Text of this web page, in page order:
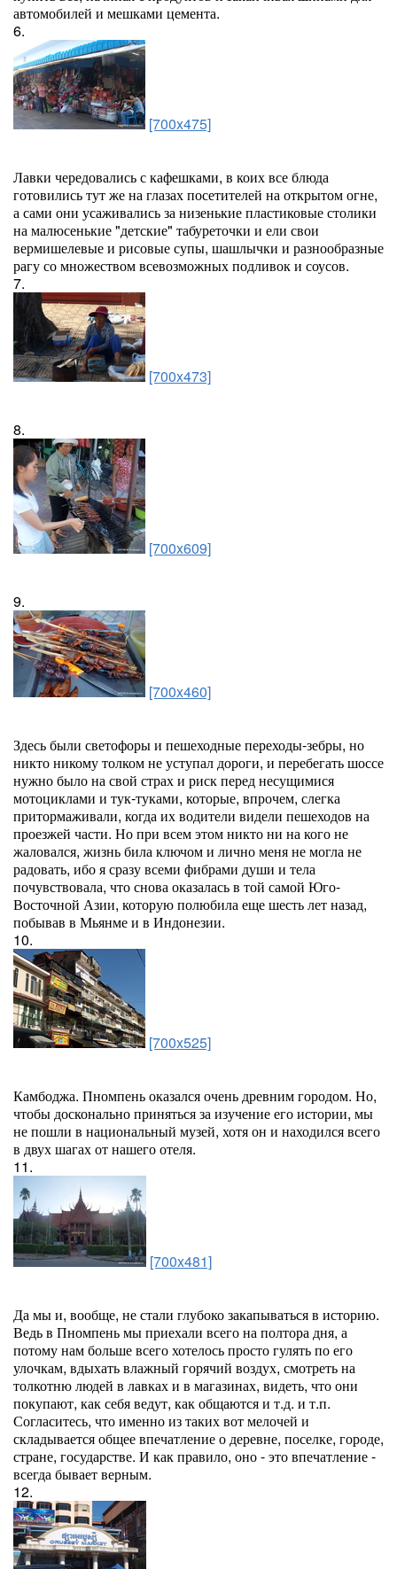
автомобилей и мешками цемента.
6.
[700x475]
Лавки чередовались с кафешками, в коих все блюда
готовились тут же на глазах посетителей на открытом огне,
а сами они усаживались за низенькие пластиковые столики
на малюсенькие "детские" табуреточки и ели свои
вермишелевые и рисовые супы, шашлычки и разнообразные
рагу со множеством всевозможных подливок и соусов.
7.
[700x473]
8.
[700x609]
9.
[700x460]
Здесь были светофоры и пешеходные переходы-зебры, но
никто никому толком не уступал дороги, и перебегать шоссе
нужно было на свой страх и риск перед несущимися
мотоциклами и тук-туками, которые, впрочем, слегка
притормаживали, когда их водители видели пешеходов на
проезжей части. Но при всем этом никто ни на кого не
жаловался, жизнь била ключом и лично меня не могла не
радовать, ибо я сразу всеми фибрами души и тела
почувствовала, что снова оказалась в той самой Юго-
Восточной Азии, которую полюбила еще шесть лет назад,
побывав в Мьянме и в Индонезии.
10.
[700x525]
Камбоджа. Пномпень оказался очень древним городом. Но,
чтобы досконально приняться за изучение его истории, мы
не пошли в национальный музей, хотя он и находился всего
в двух шагах от нашего отеля.
11.
[700x481]
Да мы и, вообще, не стали глубоко закапываться в историю.
Ведь в Пномпень мы приехали всего на полтора дня, а
потому нам больше всего хотелось просто гулять по его
улочкам, вдыхать влажный горячий воздух, смотреть на
толкотню людей в лавках и в магазинах, видеть, что они
покупают, как себя ведут, как общаются и т.д. и т.п.
Согласитесь, что именно из таких вот мелочей и
складывается общее впечатление о деревне, поселке, городе,
стране, государстве. И как правило, оно - это впечатление -
всегда бывает верным.
12.